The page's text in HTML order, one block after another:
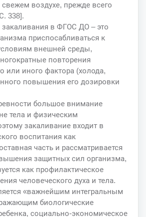
свежем воздухе, прежде всего
338].
закаливания в ФГОС ДО – это
приспосабливаться к
внешней среды,
повторения
или иного фактора (холода,
повышения его дозировки
большое внимание
тела и физическим
закаливание входит в
воспитания как
часть и рассматривается
защитных сил организма,
как профилактическое
человеческого духа и тела.
«важнейшим интегральным
биологические
социально-экономическое